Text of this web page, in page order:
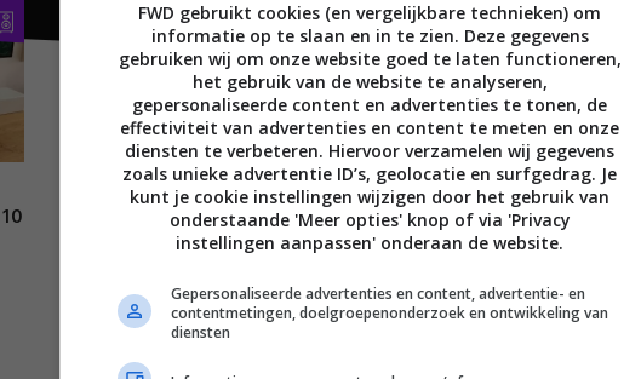
FWD gebruikt cookies (en vergelijkbare technieken) om
informatie op te slaan en in te zien. Deze gegevens
gebruiken wij om onze website goed te laten functioneren,
het gebruik van de website te analyseren,
gepersonaliseerde content en advertenties te tonen, de
effectiviteit van advertenties en content te meten en onze
diensten te verbeteren. Hiervoor verzamelen wij gegevens
zoals unieke advertentie ID’s, geolocatie en surfgedrag. Je
kunt je cookie instellingen wijzigen door het gebruik van
onderstaande 'Meer opties' knop of via 'Privacy
instellingen aanpassen' onderaan de website.
Gepersonaliseerde advertenties en content, advertentie- en
contentmetingen, doelgroepenonderzoek en ontwikkeling van
diensten